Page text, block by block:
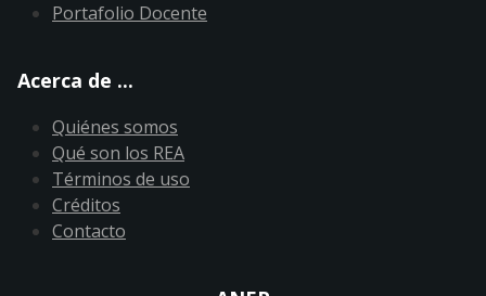
Portafolio Docente
Acerca de ...
Quiénes somos
Qué son los REA
Términos de uso
Créditos
Contacto